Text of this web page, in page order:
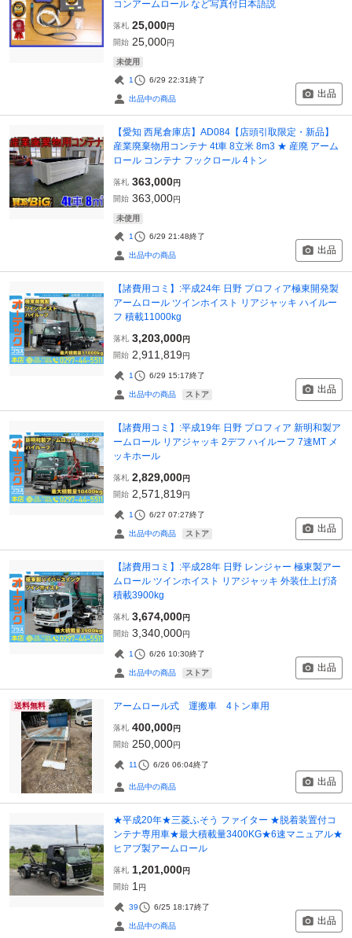
コンアームロール など写真付日本語説
落札 25,000円
開始 25,000円
未使用
1 6/29 22:31終了
出品中の商品 出品
【愛知 西尾倉庫店】AD084【店頭引取限定・新品】
産業廃棄物用コンテナ 4t車 8立米 8m3 ★ 産廃 アーム
ロール コンテナ フックロール 4トン
落札 363,000円
開始 363,000円
未使用
1 6/29 21:48終了
出品中の商品 出品
【諸費用コミ】:平成24年 日野 プロフィア極東開発製
アームロール ツインホイスト リアジャッキ ハイルー
フ 積載11000kg
落札 3,203,000円
開始 2,911,819円
1 6/29 15:17終了
出品中の商品 ストア 出品
【諸費用コミ】:平成19年 日野 プロフィア 新明和製ア
ームロール リアジャッキ 2デフ ハイルーフ 7速MT メ
ッキホール
落札 2,829,000円
開始 2,571,819円
1 6/27 07:27終了
出品中の商品 ストア 出品
【諸費用コミ】:平成28年 日野 レンジャー 極東製アー
ムロール ツインホイスト リアジャッキ 外装仕上げ済
積載3900kg
落札 3,674,000円
開始 3,340,000円
1 6/26 10:30終了
出品中の商品 ストア 出品
送料無料 アームロール式 運搬車 4トン車用
落札 400,000円
開始 250,000円
11 6/26 06:04終了
出品中の商品 出品
★平成20年★三菱ふそう ファイター ★脱着装置付コ
ンテナ専用車★最大積載量3400KG★6速マニュアル★
ヒアブ製アームロール
落札 1,201,000円
開始 1 円
39 6/25 18:17終了
出品中の商品 出品